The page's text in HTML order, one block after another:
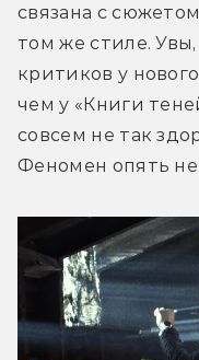
связана с
том же стиле.
критиков у
чем у «Книги
совсем не так
Феномен опять не